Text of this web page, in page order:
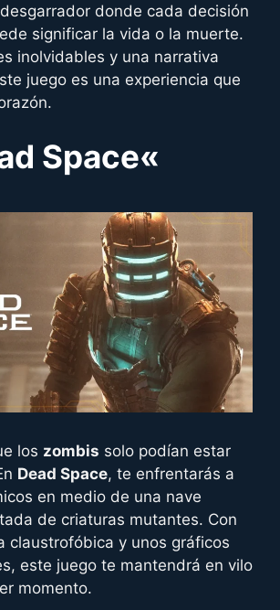
donde cada decisión
significar la vida o la muerte.
inolvidables y una narrativa
juego es una experiencia que
Space«
los zombis solo podían estar
Dead Space, te enfrentarás a
en medio de una nave
de criaturas mutantes. Con
claustrofóbica y unos gráficos
este juego te mantendrá en vilo
momento.